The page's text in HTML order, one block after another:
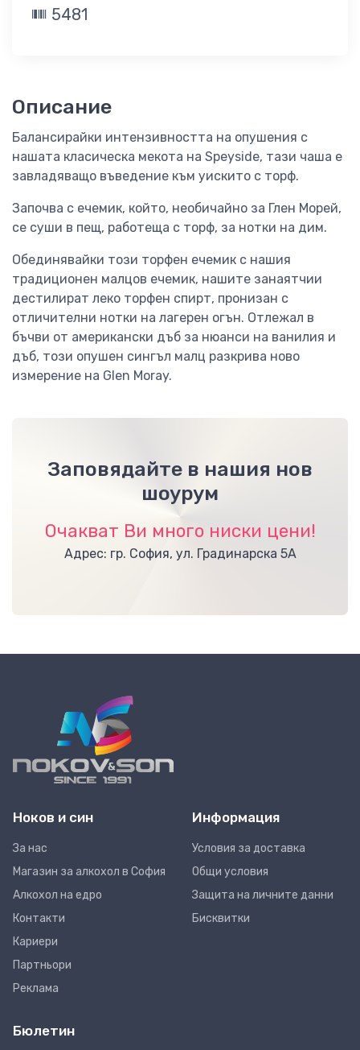
5481
Описание
Балансирайки интензивността на опушения с
нашата класическа мекота на Speyside, тази чаша е
завладяващо въведение към уискито с торф.
Започва с ечемик, който, необичайно за Глен Морей,
се суши в пещ, работеща с торф, за нотки на дим.
Обединявайки този торфен ечемик с нашия
традиционен малцов ечемик, нашите занаятчии
дестилират леко торфен спирт, пронизан с
отличителни нотки на лагерен огън. Отлежал в
бъчви от американски дъб за нюанси на ванилия и
дъб, този опушен сингъл малц разкрива ново
измерение на Glen Moray.
Заповядайте в нашия нов
шоурум
Очакват Ви много ниски цени!
Адрес: гр. София, ул. Градинарска 5А
Ноков и син
За нас
Магазин за алкохол в София
Алкохол на едро
Контакти
Кариери
Партньори
Реклама
Информация
Условия за доставка
Общи условия
Защита на личните данни
Бисквитки
Бюлетин